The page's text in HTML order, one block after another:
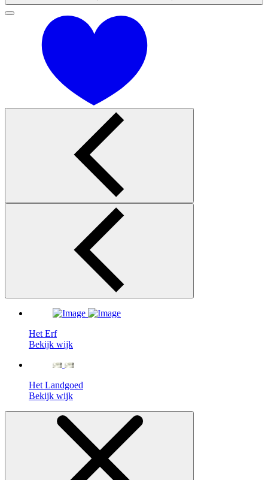
Het Erf
Bekijk wijk
Het Landgoed
Bekijk wijk